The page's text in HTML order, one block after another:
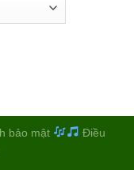
bảo mật
Điều